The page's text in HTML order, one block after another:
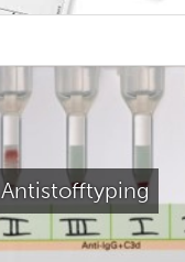
Antistofftyping